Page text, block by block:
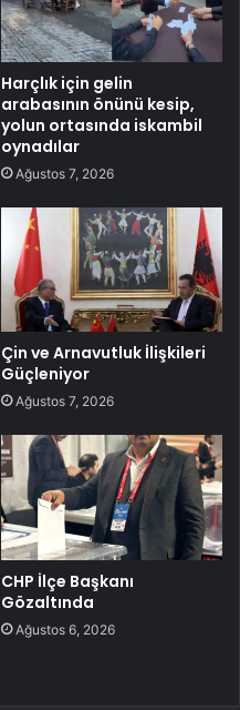
Harçlık için gelin
arabasının önünü kesip,
yolun ortasında iskambil
oynadılar
Ağustos 7, 2026
Çin ve Arnavutluk İlişkileri
Güçleniyor
Ağustos 7, 2026
CHP İlçe Başkanı
Gözaltında
Ağustos 6, 2026